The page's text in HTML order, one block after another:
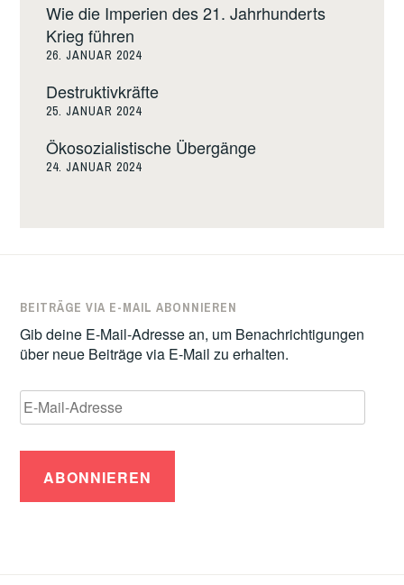
Wie die Imperien des 21. Jahrhunderts
Krieg führen
26. JANUAR 2024
Destruktivkräfte
25. JANUAR 2024
Ökosozialistische Übergänge
24. JANUAR 2024
BEITRÄGE VIA E-MAIL ABONNIEREN
Gib deine E-Mail-Adresse an, um Benachrichtigungen
über neue Beiträge via E-Mail zu erhalten.
E-
Mail-